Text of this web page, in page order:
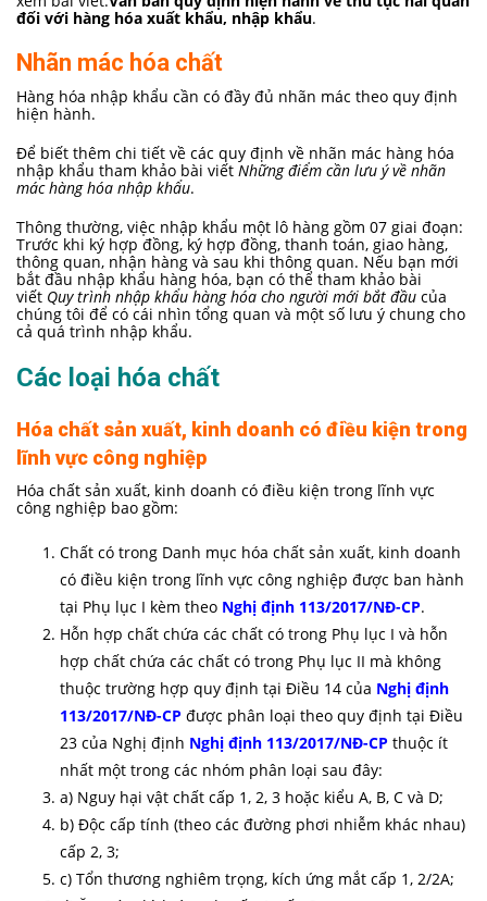
đối với hàng hóa xuất khẩu, nhập khẩu.
Nhãn mác hóa chất
Hàng hóa nhập khẩu cần có đầy đủ nhãn mác theo quy định
hiện hành.
Để biết thêm chi tiết về các quy định về nhãn mác hàng hóa
nhập khẩu tham khảo bài viết Những điểm cần lưu ý về nhãn
mác hàng hóa nhập khẩu.
Thông thường, việc nhập khẩu một lô hàng gồm 07 giai đoạn:
Trước khi ký hợp đồng, ký hợp đồng, thanh toán, giao hàng,
thông quan, nhận hàng và sau khi thông quan. Nếu bạn mới
bắt đầu nhập khẩu hàng hóa, bạn có thể tham khảo bài
viết Quy trình nhập khẩu hàng hóa cho người mới bắt đầu của
chúng tôi để có cái nhìn tổng quan và một số lưu ý chung cho
cả quá trình nhập khẩu.
Các loại hóa chất
Hóa chất sản xuất, kinh doanh có điều kiện trong
lĩnh vực công nghiệp
Hóa chất sản xuất, kinh doanh có điều kiện trong lĩnh vực
công nghiệp bao gồm:
Chất có trong Danh mục hóa chất sản xuất, kinh doanh
có điều kiện trong lĩnh vực công nghiệp được ban hành
tại Phụ lục I kèm theo Nghị định 113/2017/NĐ-CP.
Hỗn hợp chất chứa các chất có trong Phụ lục I và hỗn
hợp chất chứa các chất có trong Phụ lục II mà không
thuộc trường hợp quy định tại Điều 14 của Nghị định
113/2017/NĐ-CP được phân loại theo quy định tại Điều
23 của Nghị định Nghị định 113/2017/NĐ-CP thuộc ít
nhất một trong các nhóm phân loại sau đây:
a) Nguy hại vật chất cấp 1, 2, 3 hoặc kiểu A, B, C và D;
b) Độc cấp tính (theo các đường phơi nhiễm khác nhau)
cấp 2, 3;
c) Tổn thương nghiêm trọng, kích ứng mắt cấp 1, 2/2A;